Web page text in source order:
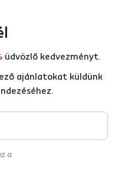
üdvözlő kedvezményt.
ajánlatokat küldünk
a